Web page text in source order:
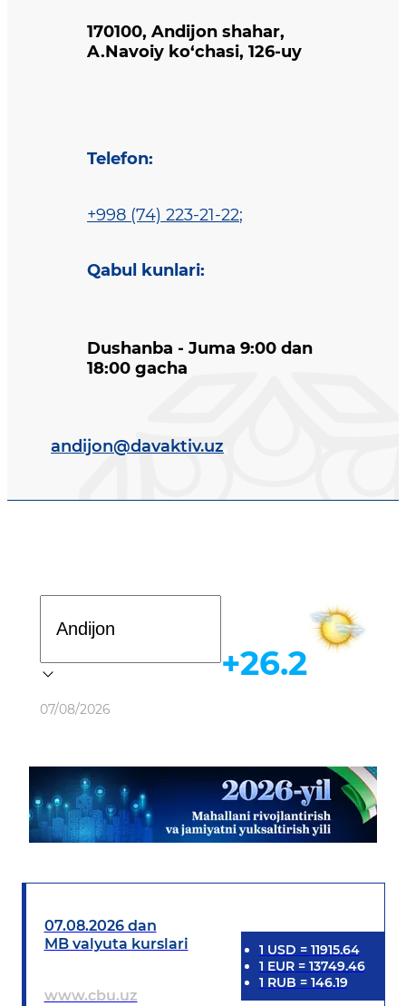
170100, Andijon shahar,
A.Navoiy ko‘chasi, 126-uy
Telefon:
+998 (74) 223-21-22;
Qabul kunlari:
Dushanba - Juma 9:00 dan
18:00 gacha
andijon@davaktiv.uz
Ob-havo
07/08/2026
+26.2
07.08.2026 dan
MB valyuta kurslari
www.cbu.uz
1 USD = 11915.64
1 EUR= 13749.46
1 RUB = 146.19